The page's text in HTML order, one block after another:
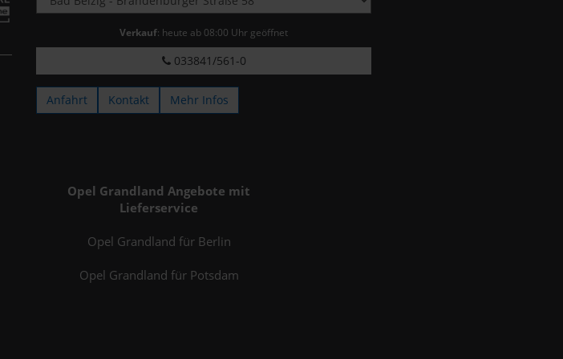
Verkauf: heute ab 08:00 Uhr geöffnet
033841/561-0
Anfahrt Kontakt Mehr Infos
Opel Grandland Angebote mit
Lieferservice
Opel Grandland für Berlin
Opel Grandland für Potsdam